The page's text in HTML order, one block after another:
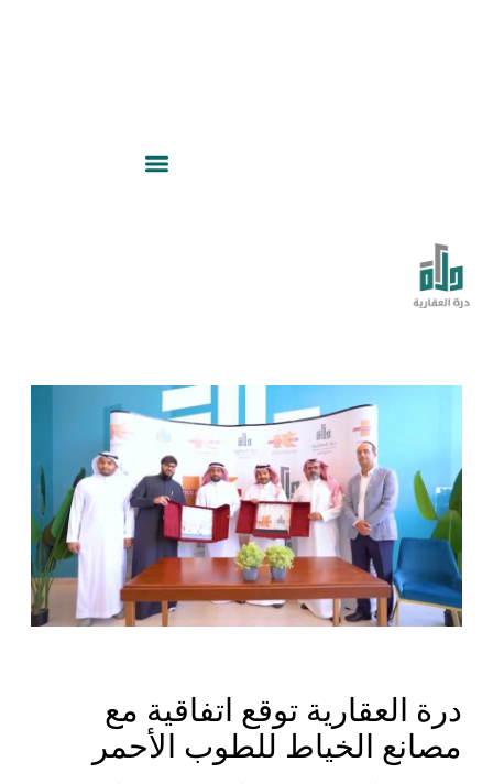
درة العقارية توقع اتفاقية مع
مصانع الخياط للطوب الأحمر